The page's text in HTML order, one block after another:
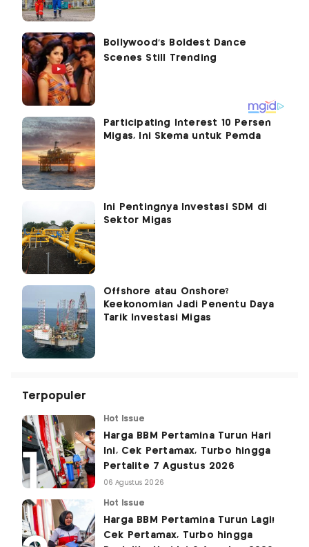
Participating Interest 10 Persen
Migas, Ini Skema untuk Pemda
Ini Pentingnya Investasi SDM di
Sektor Migas
Offshore atau Onshore?
Keekonomian Jadi Penentu Daya
Tarik Investasi Migas
Terpopuler
Hot Issue
Harga BBM Pertamina Turun Hari
Ini, Cek Pertamax, Turbo hingga
Pertalite 7 Agustus 2026
06 Agustus 2026
Hot Issue
Harga BBM Pertamina Turun Lagi!
Cek Pertamax, Turbo hingga